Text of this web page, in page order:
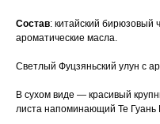
Состав: китайский бирюзовый
ароматические масла.
Светлый Фуцзяньский улун с
В сухом виде — красивый
листа напоминающий Те Гуань